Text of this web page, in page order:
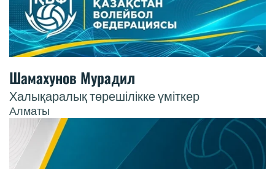
Шамахунов Мурадил
Халықаралық төрешілікке үміткер
Алматы